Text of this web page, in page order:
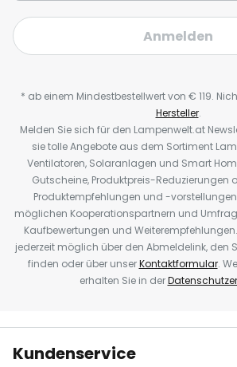
Anmelden
* ab einem Mindestbestellwert von € 119.
Hersteller.
Melden Sie sich für den Lampenwelt.at
sie tolle Angebote aus dem Sortiment
Ventilatoren, Solaranlagen und Smart
Gutscheine, Produktpreis-Reduzierungen
Produktempfehlungen und -
möglichen Kooperationspartnern und
Kaufbewertungen und
jederzeit möglich über den Abmeldelink, den
finden oder über unserKontaktformular.
erhalten Sie in der
Kundenservice